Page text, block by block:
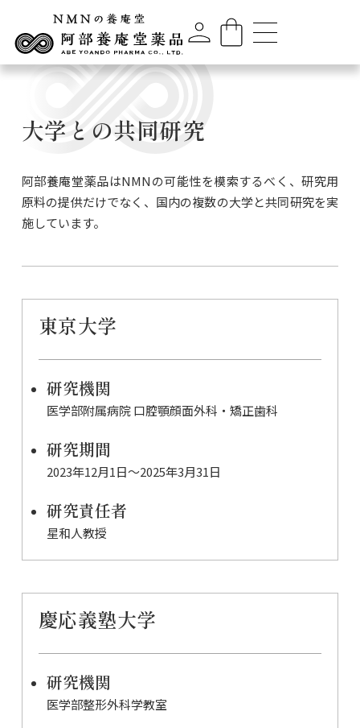
大学との共同研究
阿部養庵堂薬品はNMNの可能性を模索するべく、研究用
原料の提供だけでなく、国内の複数の大学と共同研究を実
施しています。
東京大学
研究機関
医学部附属病院 口腔顎顔面外科・矯正歯科
研究期間
2023年12月1日〜2025年3月31日
研究責任者
星和人教授
慶応義塾大学
研究機関
医学部整形外科学教室